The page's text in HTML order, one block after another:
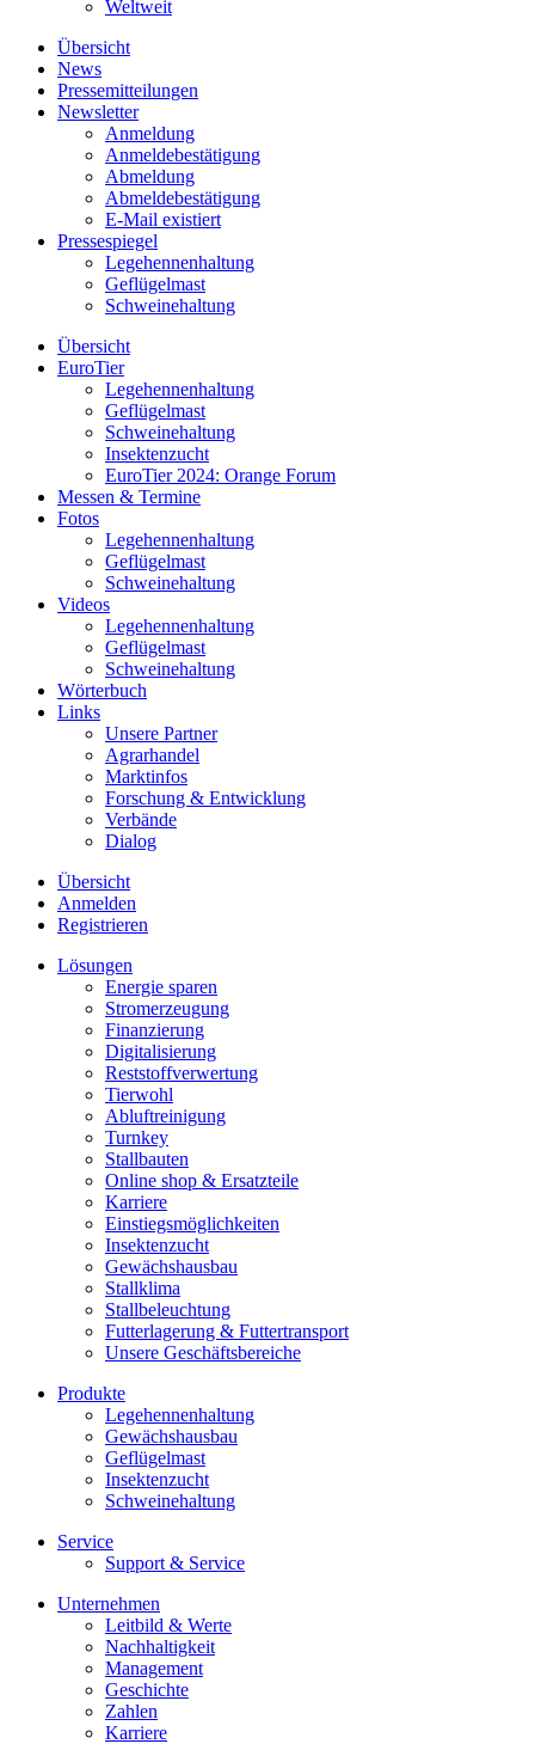
Weltweit
Übersicht
News
Pressemitteilungen
Newsletter
Anmeldung
Anmeldebestätigung
Abmeldung
Abmeldebestätigung
E-Mail existiert
Pressespiegel
Legehennenhaltung
Geflügelmast
Schweinehaltung
Übersicht
EuroTier
Legehennenhaltung
Geflügelmast
Schweinehaltung
Insektenzucht
EuroTier 2024: Orange Forum
Messen & Termine
Fotos
Legehennenhaltung
Geflügelmast
Schweinehaltung
Videos
Legehennenhaltung
Geflügelmast
Schweinehaltung
Wörterbuch
Links
Unsere Partner
Agrarhandel
Marktinfos
Forschung & Entwicklung
Verbände
Dialog
Übersicht
Anmelden
Registrieren
Lösungen
Energie sparen
Stromerzeugung
Finanzierung
Digitalisierung
Reststoffverwertung
Tierwohl
Abluftreinigung
Turnkey
Stallbauten
Online shop & Ersatzteile
Karriere
Einstiegsmöglichkeiten
Insektenzucht
Gewächshausbau
Stallklima
Stallbeleuchtung
Futterlagerung & Futtertransport
Unsere Geschäftsbereiche
Produkte
Legehennenhaltung
Gewächshausbau
Geflügelmast
Insektenzucht
Schweinehaltung
Service
Support & Service
Unternehmen
Leitbild & Werte
Nachhaltigkeit
Management
Geschichte
Zahlen
Karriere